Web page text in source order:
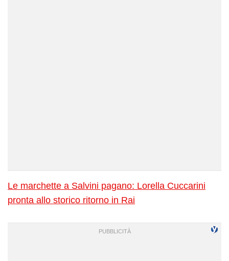
Le marchette a Salvini pagano: Lorella Cuccarini
pronta allo storico ritorno in Rai